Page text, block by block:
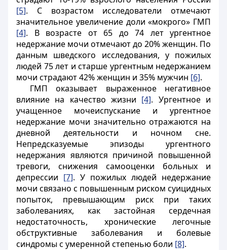
[5]. С возрастом исследователи отмечают
значительное увеличение доли «мокрого» ГМП
[4]. В возрасте от 65 до 74 лет ургентное
недержание мочи отмечают до 20% женщин. По
данным шведского исследования, у пожилых
людей 75 лет и старше ургентным недержанием
мочи страдают 42% женщин и 35% мужчин [6].
ГМП оказывает выраженное негативное
влияние на качество жизни [4]. Ургентное и
учащенное мочеиспускание и ургентное
недержание мочи значительно отражаются на
дневной деятельности и ночном сне.
Непредсказуемые эпизоды ургентного
недержания являются причиной повышенной
тревоги, снижения самооценки больных и
депрессии [7]. У пожилых людей недержание
мочи связано с повышенным риском суицидных
попыток, превышающим риск при таких
заболеваниях, как застойная сердечная
недостаточность, хронические легочные
обструктивные заболевания и болевые
синдромы с умеренной степенью боли [8].